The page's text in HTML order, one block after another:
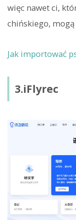
więc nawet ci,
chińskiego,
Jak importować
3.iFlyrec